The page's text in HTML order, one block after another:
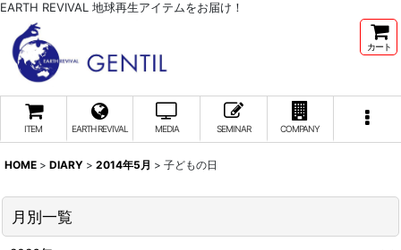
EARTH REVIVAL 地球再生アイテムをお届け！
カート
ITEM EARTH REVIVAL MEDIA SEMINAR COMPANY
HOME > DIARY > 2014年5月 > 子どもの日
月別一覧